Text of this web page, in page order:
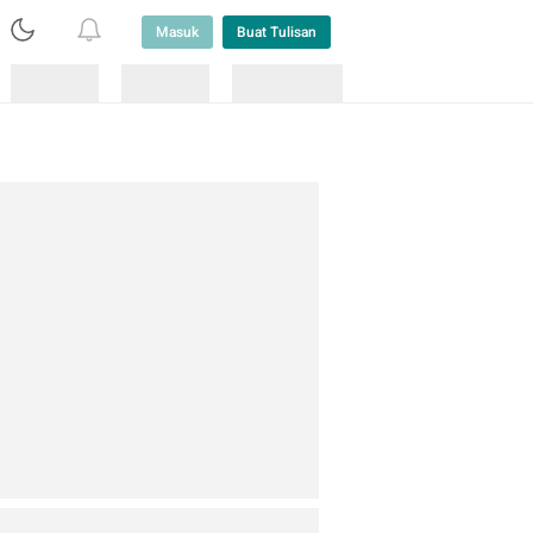
Masuk Buat Tulisan